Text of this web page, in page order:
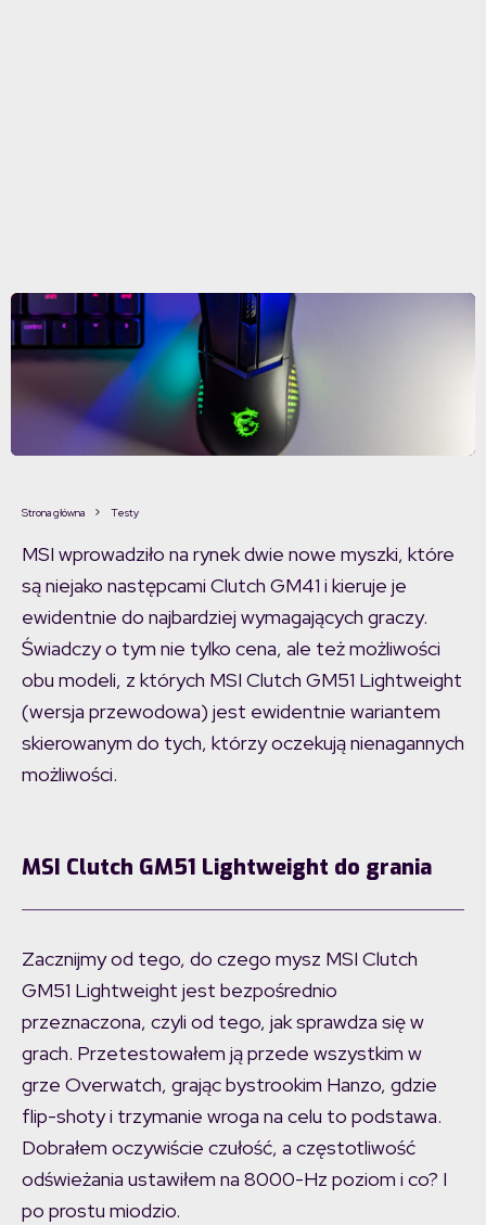
Strona główna Testy
MSI wprowadziło na rynek dwie nowe myszki, które
są niejako następcami Clutch GM41 i kieruje je
ewidentnie do najbardziej wymagających graczy.
Świadczy o tym nie tylko cena, ale też możliwości
obu modeli, z których MSI Clutch GM51 Lightweight
(wersja przewodowa) jest ewidentnie wariantem
skierowanym do tych, którzy oczekują nienagannych
możliwości.
MSI Clutch GM51 Lightweight do grania
Zacznijmy od tego, do czego mysz MSI Clutch
GM51 Lightweight jest bezpośrednio
przeznaczona, czyli od tego, jak sprawdza się w
grach. Przetestowałem ją przede wszystkim w
grze Overwatch, grając bystrookim Hanzo, gdzie
flip-shoty i trzymanie wroga na celu to podstawa.
Dobrałem oczywiście czułość, a częstotliwość
odświeżania ustawiłem na 8000-Hz poziom i co? I
po prostu miodzio.